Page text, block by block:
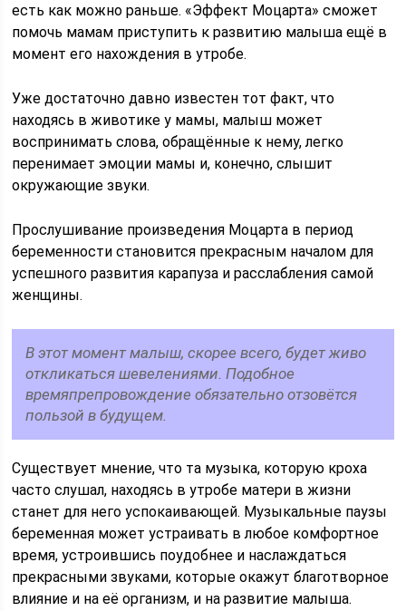
есть как можно раньше. «Эффект Моцарта» сможет
помочь мамам приступить к развитию малыша ещё в
момент его нахождения в утробе.
Уже достаточно давно известен тот факт, что
находясь в животике у мамы, малыш может
воспринимать слова, обращённые к нему, легко
перенимает эмоции мамы и, конечно, слышит
окружающие звуки.
Прослушивание произведения Моцарта в период
беременности становится прекрасным началом для
успешного развития карапуза и расслабления самой
женщины.
В этот момент малыш, скорее всего, будет живо
откликаться шевелениями. Подобное
времяпрепровождение обязательно отзовётся
пользой в будущем.
Существует мнение, что та музыка, которую кроха
часто слушал, находясь в утробе матери в жизни
станет для него успокаивающей. Музыкальные паузы
беременная может устраивать в любое комфортное
время, устроившись поудобнее и наслаждаться
прекрасными звуками, которые окажут благотворное
влияние и на её организм, и на развитие малыша.